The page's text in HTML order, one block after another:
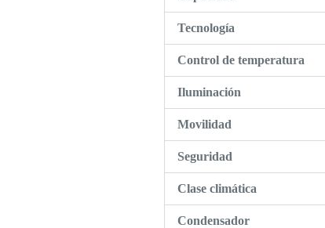
Tecnología
Control de temperatura
Iluminación
Movilidad
Seguridad
Clase climática
Condensador